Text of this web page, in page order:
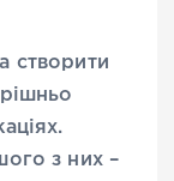
створити
з них –